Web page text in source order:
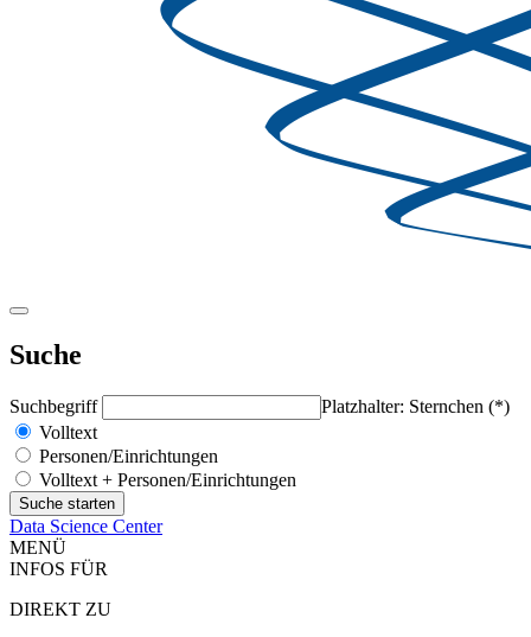
Suche
Suchbegriff
Platzhalter: Sternchen (*)
Volltext
Personen/Einrichtungen
Volltext + Personen/Einrichtungen
Data Science Center
MENÜ
INFOS FÜR
DIREKT ZU